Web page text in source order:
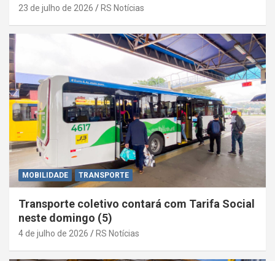
23 de julho de 2026 RS Notícias
MOBILIDADE TRANSPORTE
Transporte coletivo contará com Tarifa Social
neste domingo (5)
4 de julho de 2026 RS Notícias